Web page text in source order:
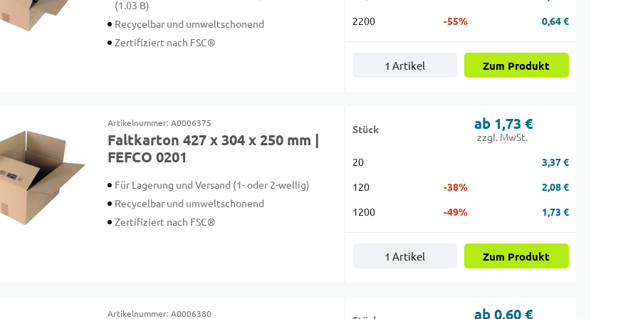
(1.03 B)
Recycelbar und umweltschonend
Zertifiziert nach FSC®
2200 -55% 0,64 €
1 Artikel Zum Produkt
Artikelnummer: A0006375
Faltkarton 427 x 304 x 250 mm |
FEFCO 0201
Für Lagerung und Versand (1- oder 2-wellig)
Recycelbar und umweltschonend
Zertifiziert nach FSC®
Stück ab 1,73 €
zzgl. MwSt.
20 3,37 €
120 -38% 2,08 €
1200 -49% 1,73 €
1 Artikel Zum Produkt
Artikelnummer: A0006380 ab 0,60 €